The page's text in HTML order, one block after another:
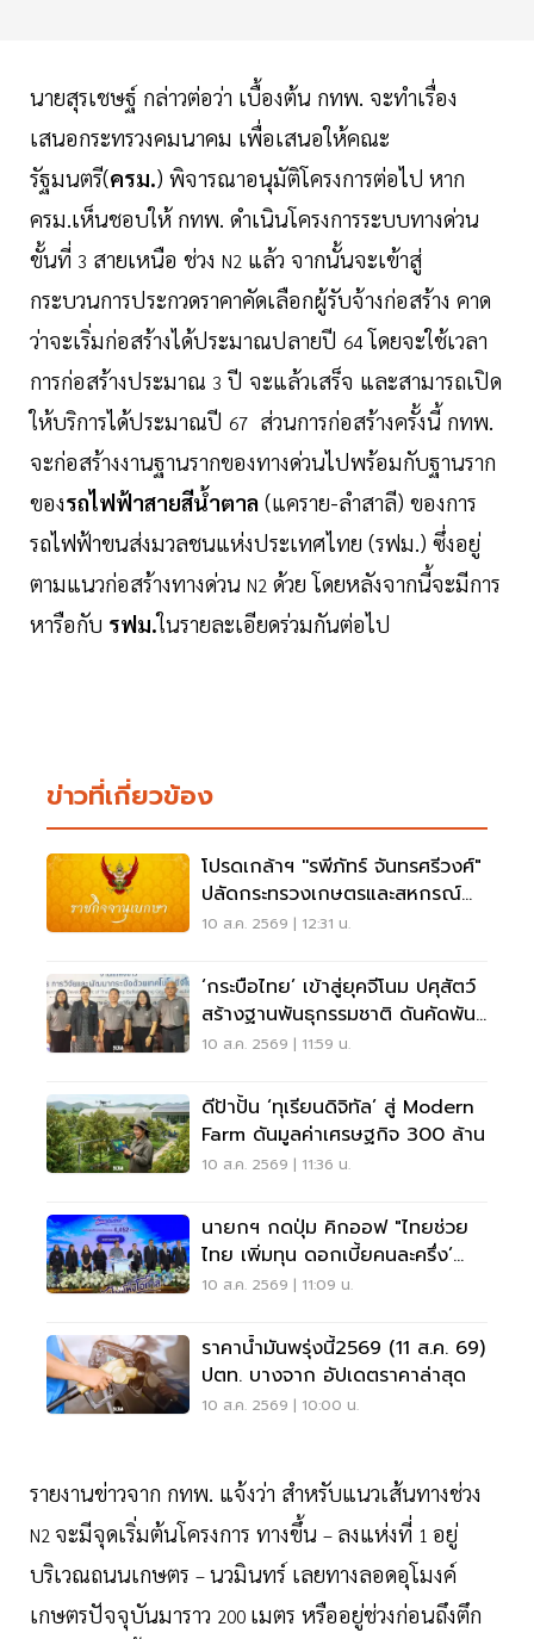
นายสุรเชษฐ์ กล่าวต่อว่า เบื้องต้น กทพ. จะทำเรื่อง
เสนอกระทรวงคมนาคม เพื่อเสนอให้คณะ
รัฐมนตรี(ครม.) พิจารณาอนุมัติโครงการต่อไป หาก
ครม.เห็นชอบให้ กทพ. ดำเนินโครงการระบบทางด่วน
ขั้นที่ 3 สายเหนือ ช่วง N2 แล้ว จากนั้นจะเข้าสู่
กระบวนการประกวดราคาคัดเลือกผู้รับจ้างก่อสร้าง คาด
ว่าจะเริ่มก่อสร้างได้ประมาณปลายปี 64 โดยจะใช้เวลา
การก่อสร้างประมาณ 3 ปี จะแล้วเสร็จ และสามารถเปิด
ให้บริการได้ประมาณปี 67 ส่วนการก่อสร้างครั้งนี้ กทพ.
จะก่อสร้างงานฐานรากของทางด่วนไปพร้อมกับฐานราก
ของรถไฟฟ้าสายสีน้ำตาล (แคราย-ลำสาลี) ของการ
รถไฟฟ้าขนส่งมวลชนแห่งประเทศไทย (รฟม.) ซึ่งอยู่
ตามแนวก่อสร้างทางด่วน N2 ด้วย โดยหลังจากนี้จะมีการ
หารือกับ รฟม.ในรายละเอียดร่วมกันต่อไป
ข่าวที่เกี่ยวข้อง
โปรดเกล้าฯ ''รพีภัทร์ จันทรศรีวงศ์"
ปลัดกระทรวงเกษตรและสหกรณ์
มีผล 1 ต.ค. 69
10 ส.ค. 2569 | 12:31 น.
‘กระบือไทย’ เข้าสู่ยุคจีโนม ปศุสัตว์
สร้างฐานพันธุกรรมชาติ ดันคัดพันธุ์
แม่นยำ
10 ส.ค. 2569 | 11:59 น.
ดีป้าปั้น ‘ทุเรียนดิจิทัล’ สู่ Modern
Farm ดันมูลค่าเศรษฐกิจ 300 ล้าน
10 ส.ค. 2569 | 11:36 น.
นายกฯ กดปุ่ม คิกออฟ "ไทยช่วย
ไทย เพิ่มทุน ดอกเบี้ยคนละครึ่ง’
วงเงิน 4.4 พันล้าน
10 ส.ค. 2569 | 11:09 น.
ราคาน้ำมันพรุ่งนี้2569 (11 ส.ค. 69)
ปตท. บางจาก อัปเดตราคาล่าสุด
10 ส.ค. 2569 | 10:00 น.
รายงานข่าวจาก กทพ. แจ้งว่า สำหรับแนวเส้นทางช่วง
N2 จะมีจุดเริ่มต้นโครงการ ทางขึ้น – ลงแห่งที่ 1 อยู่
บริเวณถนนเกษตร – นวมินทร์ เลยทางลอดอุโมงค์
เกษตรปัจจุบันมาราว 200 เมตร หรืออยู่ช่วงก่อนถึงตึก